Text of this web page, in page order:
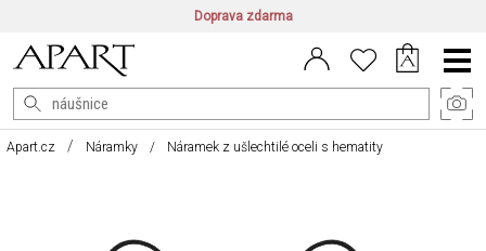
Doprava zdarma
CZ/CZK | EN/EUR PL/PLN
Main
Menu
Apart.cz Náramky Náramek z ušlechtilé oceli s hematity